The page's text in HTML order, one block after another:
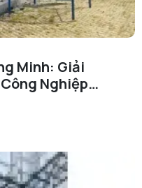
Minh: Giải
Nghiệp